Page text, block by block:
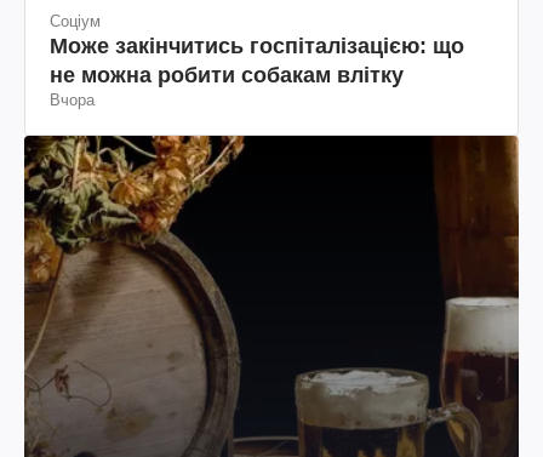
Соціум
Може закінчитись госпіталізацією: що
не можна робити собакам влітку
Вчора